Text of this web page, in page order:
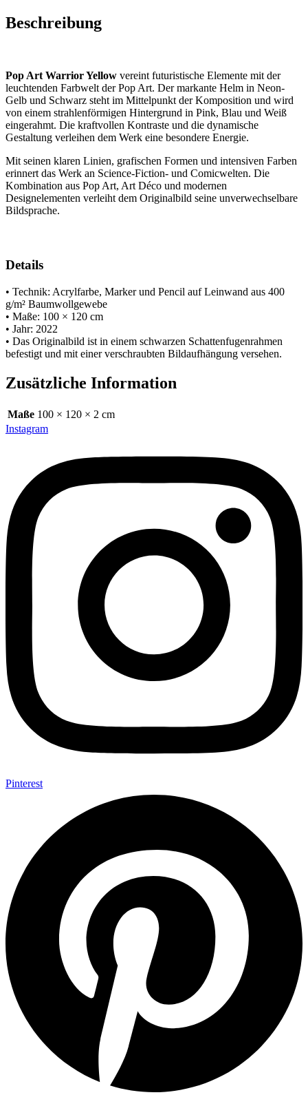
Beschreibung
Pop Art Warrior Yellow vereint futuristische Elemente mit der
leuchtenden Farbwelt der Pop Art. Der markante Helm in Neon-
Gelb und Schwarz steht im Mittelpunkt der Komposition und wird
von einem strahlenförmigen Hintergrund in Pink, Blau und Weiß
eingerahmt. Die kraftvollen Kontraste und die dynamische
Gestaltung verleihen dem Werk eine besondere Energie.
Mit seinen klaren Linien, grafischen Formen und intensiven Farben
erinnert das Werk an Science-Fiction- und Comicwelten. Die
Kombination aus Pop Art, Art Déco und modernen
Designelementen verleiht dem Originalbild seine unverwechselbare
Bildsprache.
Details
• Technik: Acrylfarbe, Marker und Pencil auf Leinwand aus 400
g/m² Baumwollgewebe
• Maße: 100 × 120 cm
• Jahr: 2022
• Das Originalbild ist in einem schwarzen Schattenfugenrahmen
befestigt und mit einer verschraubten Bildaufhängung versehen.
Zusätzliche Information
Maße 100 × 120 × 2 cm
Instagram
Pinterest